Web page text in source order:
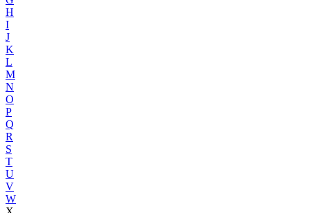
H
I
J
K
L
M
N
O
P
Q
R
S
T
U
V
W